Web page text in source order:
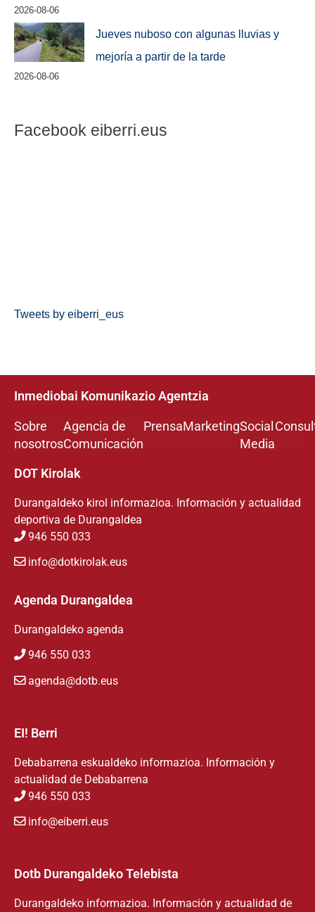
2026-08-06
Jueves nuboso con algunas lluvias y
mejoría a partir de la tarde
2026-08-06
Facebook eiberri.eus
Tweets by eiberri_eus
Inmediobai Komunikazio Agentzia
Sobre
nosotros
Agencia de
Comunicación
PrensaMarketingSocial
Media
DOT Kirolak
Durangaldeko kirol informazioa. Información y actualidad
deportiva de Durangaldea
946 550 033
info@dotkirolak.eus
Agenda Durangaldea
Durangaldeko agenda
946 550 033
agenda@dotb.eus
EI! Berri
Debabarrena eskualdeko informazioa. Información y
actualidad de Debabarrena
946 550 033
info@eiberri.eus
Dotb Durangaldeko Telebista
Durangaldeko informazioa. Información y actualidad de